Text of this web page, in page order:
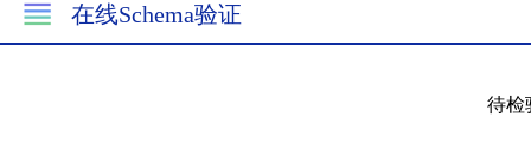
在线Schema验证
待检